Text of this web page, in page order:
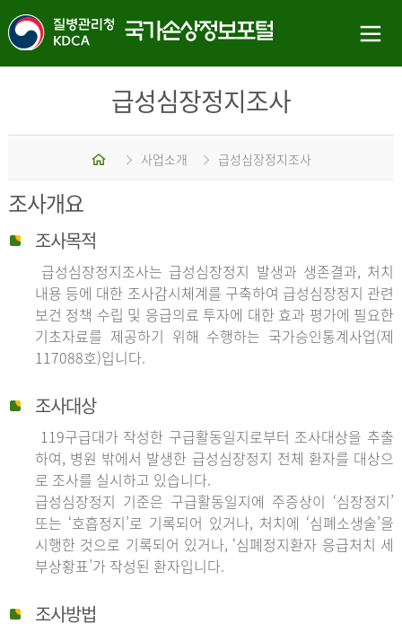
급성심장정지조사
홈 사업소개 급성심장정지조사
조사개요
조사목적
급성심장정지조사는 급성심장정지 발생과 생존결과, 처치
내용 등에 대한 조사감시체계를 구축하여 급성심장정지 관련
보건 정책 수립 및 응급의료 투자에 대한 효과 평가에 필요한
기초자료를 제공하기 위해 수행하는 국가승인통계사업(제
117088호)입니다.
조사대상
119구급대가 작성한 구급활동일지로부터 조사대상을 추출
하여, 병원 밖에서 발생한 급성심장정지 전체 환자를 대상으
로 조사를 실시하고 있습니다.
급성심장정지 기준은 구급활동일지에 주증상이 ‘심장정지’
또는 ‘호흡정지’로 기록되어 있거나, 처치에 ‘심폐소생술’을
시행한 것으로 기록되어 있거나, ‘심폐정지환자 응급처치 세
부상황표’가 작성된 환자입니다.
조사방법